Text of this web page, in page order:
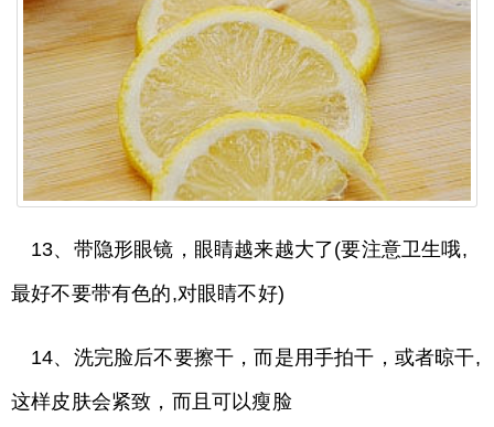
13、带隐形眼镜，眼睛越来越大了(要注意卫生哦,
最好不要带有色的,对眼睛不好)
14、洗完脸后不要擦干，而是用手拍干，或者晾干,
这样皮肤会紧致，而且可以瘦脸